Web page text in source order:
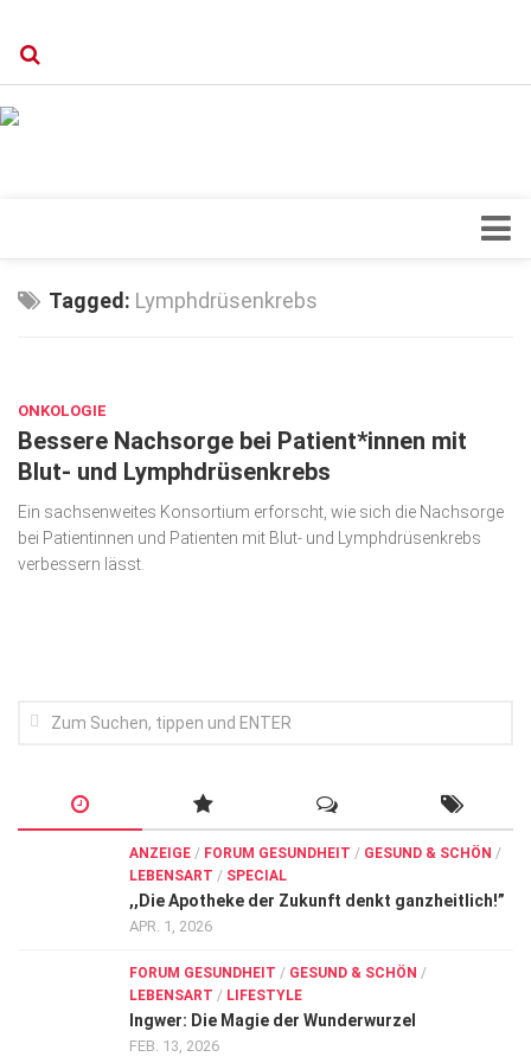
Orthopädie
Schönheit & Wohlbefinden
Special
Wirtschaft, Recht, Finanzen
Sehen
Kampf gegen Krebs
Tagged: Lymphdrüsenkrebs
ONKOLOGIE
Bessere Nachsorge bei Patient*innen mit
Blut- und Lymphdrüsenkrebs
Ein sachsenweites Konsortium erforscht, wie sich die Nachsorge
bei Patientinnen und Patienten mit Blut- und Lymphdrüsenkrebs
verbessern lässt.
ANZEIGE / FORUM GESUNDHEIT / GESUND & SCHÖN /
LEBENSART / SPECIAL
,,Die Apotheke der Zukunft denkt ganzheitlich!”
APR. 1, 2026
FORUM GESUNDHEIT / GESUND & SCHÖN /
LEBENSART / LIFESTYLE
Ingwer: Die Magie der Wunderwurzel
FEB. 13, 2026